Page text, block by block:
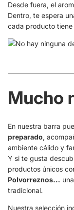
Desde fuera, el
Dentro, te espera
cada producto
Mucho
En nuestra barra
preparado,
ambiente cálido y
Y si te gusta
productos únicos
Polvorreznos...
tradicional.
Nuestra selección